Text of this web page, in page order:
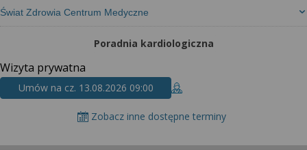
Świat Zdrowia Centrum Medyczne
Poradnia kardiologiczna
Wizyta prywatna
Umów na cz. 13.08.2026 09:00
Zobacz inne dostępne terminy